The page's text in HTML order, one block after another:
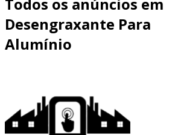
Desengraxante Para
Alumínio